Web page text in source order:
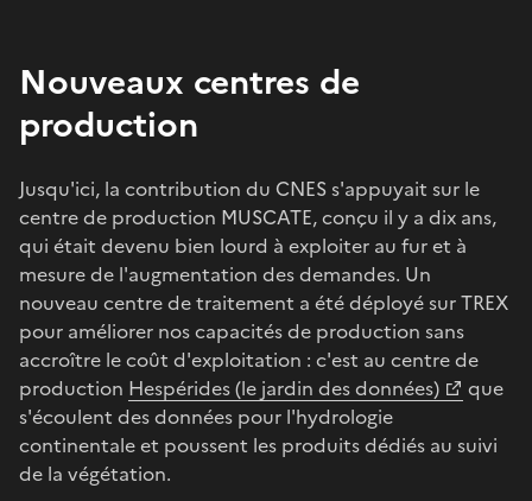
Nouveaux centres de
production
Jusqu'ici, la contribution du CNES s'appuyait sur le
centre de production MUSCATE, conçu il y a dix ans,
qui était devenu bien lourd à exploiter au fur et à
mesure de l'augmentation des demandes. Un
nouveau centre de traitement a été déployé sur TREX
pour améliorer nos capacités de production sans
accroître le coût d'exploitation : c'est au centre de
production Hespérides (le jardin des données)
que
s'écoulent des données pour l'hydrologie
continentale et poussent les produits dédiés au suivi
de la végétation.